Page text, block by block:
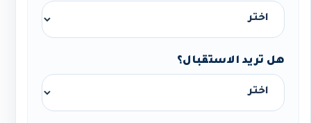
هل تريد الاستقبال؟